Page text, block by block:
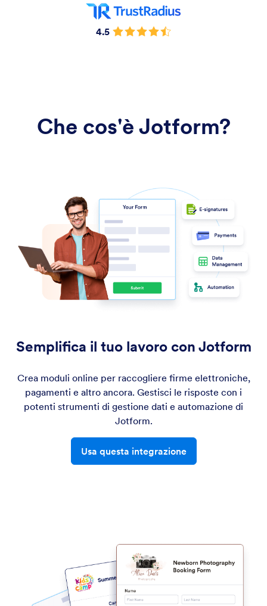
4.5
Che cos'è Jotform?
Semplifica il tuo lavoro con Jotform
Crea moduli online per raccogliere firme elettroniche,
pagamenti e altro ancora. Gestisci le risposte con i
potenti strumenti di gestione dati e automazione di
Jotform.
Usa questa integrazione